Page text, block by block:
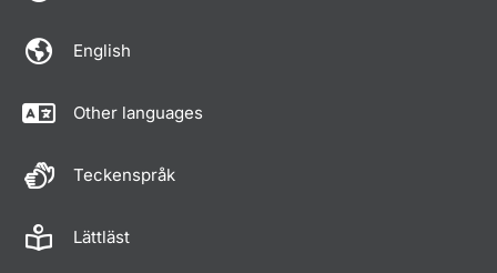
English
Other languages
Teckenspråk
Lättläst